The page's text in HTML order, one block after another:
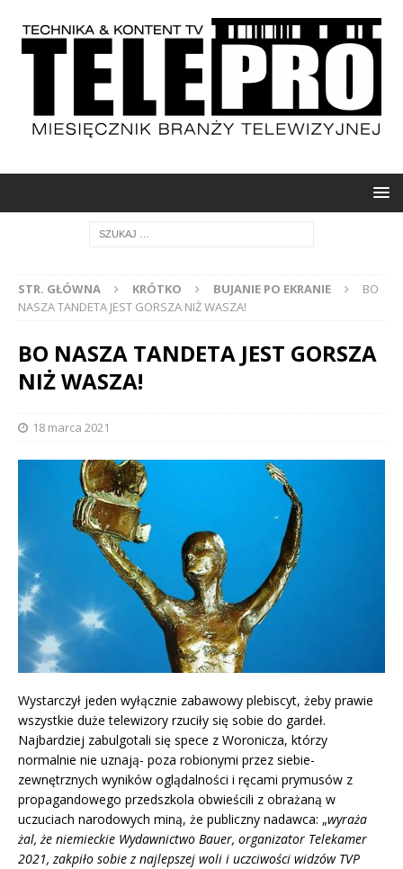
STR. GŁÓWNA KRÓTKO BUJANIE PO EKRANIE
BO
NASZA TANDETA JEST GORSZA NIŻ WASZA!
BO NASZA TANDETA JEST GORSZA
NIŻ WASZA!
18 marca 2021
Wystarczył jeden wyłącznie zabawowy plebiscyt, żeby prawie
wszystkie duże telewizory rzuciły się sobie do gardeł.
Najbardziej zabulgotali się spece z Woronicza, którzy
normalnie nie uznają- poza robionymi przez siebie-
zewnętrznych wyników oglądalności i ręcami prymusów z
propagandowego przedszkola obwieścili z obrażaną w
uczuciach narodowych miną, że publiczny nadawca: „wyraża
żal, że niemieckie Wydawnictwo Bauer, organizator Telekamer
2021, zakpiło sobie z najlepszej woli i uczciwości widzów TVP